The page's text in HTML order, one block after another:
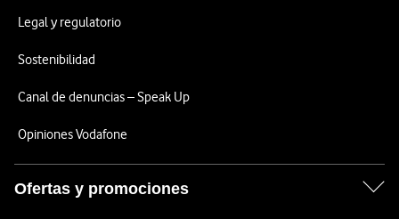
Legal y regulatorio
Sostenibilidad
Canal de denuncias – Speak Up
Opiniones Vodafone
Ofertas y promociones